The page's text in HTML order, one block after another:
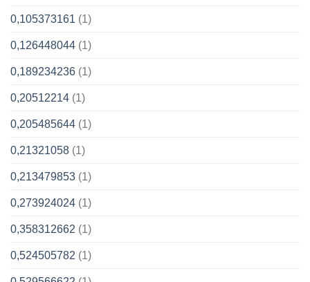
0,105373161 (1)
0,126448044 (1)
0,189234236 (1)
0,20512214 (1)
0,205485644 (1)
0,21321058 (1)
0,213479853 (1)
0,273924024 (1)
0,358312662 (1)
0,524505782 (1)